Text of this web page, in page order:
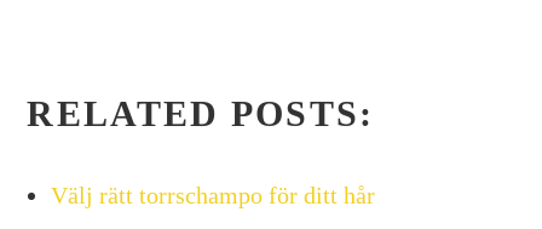
RELATED POSTS:
Välj rätt torrschampo för ditt hår